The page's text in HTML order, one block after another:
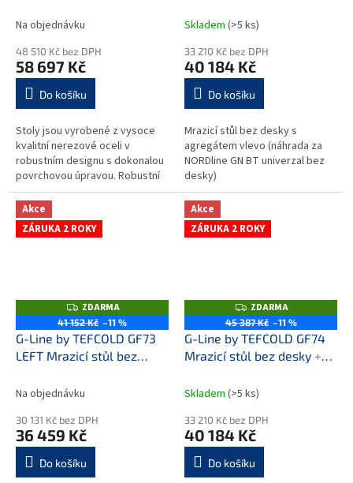
Na objednávku
48 510 Kč bez DPH
58 697 Kč
Do košíku
Stoly jsou vyrobené z vysoce
kvalitní nerezové oceli v
robustním designu s dokonalou
povrchovou úpravou. Robustní
pracovní nerezová deska se
stříkanou 30 mm izolací,
osazená...
záruka
Skladem (>5 ks)
33 210 Kč bez DPH
40 184 Kč
Do košíku
Mrazicí stůl bez desky s
agregátem vlevo (náhrada za
NORDline GN BT univerzal bez
desky)
Akce
ZÁRUKA 2 ROKY
Z
D
A
R
M
A
ZDARMA
41 152 Kč –11 %
G-Line by TEFCOLD GF73
LEFT Mrazicí stůl bez
záruka
Na objednávku
30 131 Kč bez DPH
36 459 Kč
Do košíku
Akce
ZÁRUKA 2 ROKY
Z
D
A
R
M
A
ZDARMA
45 387 Kč –11 %
G-Line by TEFCOLD GF74
Mrazicí stůl bez desky +
Skladem (>5 ks)
33 210 Kč bez DPH
40 184 Kč
Do košíku